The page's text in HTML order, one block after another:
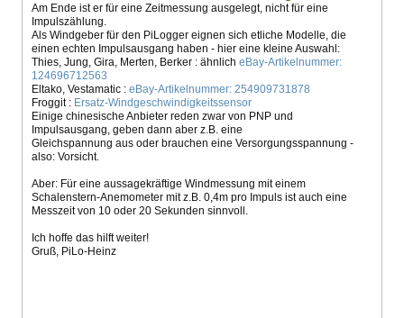
Am Ende ist er für eine Zeitmessung ausgelegt, nicht für eine
Impulszählung.
Als Windgeber für den PiLogger eignen sich etliche Modelle, die
einen echten Impulsausgang haben - hier eine kleine Auswahl:
Thies, Jung, Gira, Merten, Berker : ähnlich eBay-Artikelnummer:
124696712563
Eltako, Vestamatic : eBay-Artikelnummer: 254909731878
Froggit : Ersatz-Windgeschwindigkeitssensor
Einige chinesische Anbieter reden zwar von PNP und
Impulsausgang, geben dann aber z.B. eine
Gleichspannung aus oder brauchen eine Versorgungsspannung -
also: Vorsicht.
Aber: Für eine aussagekräftige Windmessung mit einem
Schalenstern-Anemometer mit z.B. 0,4m pro Impuls ist auch eine
Messzeit von 10 oder 20 Sekunden sinnvoll.
Ich hoffe das hilft weiter!
Gruß, PiLo-Heinz